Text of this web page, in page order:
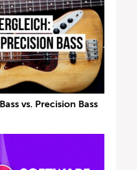
vs. Precision Bass